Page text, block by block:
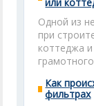
Одной из
при
коттеджа
Как
фильтрах